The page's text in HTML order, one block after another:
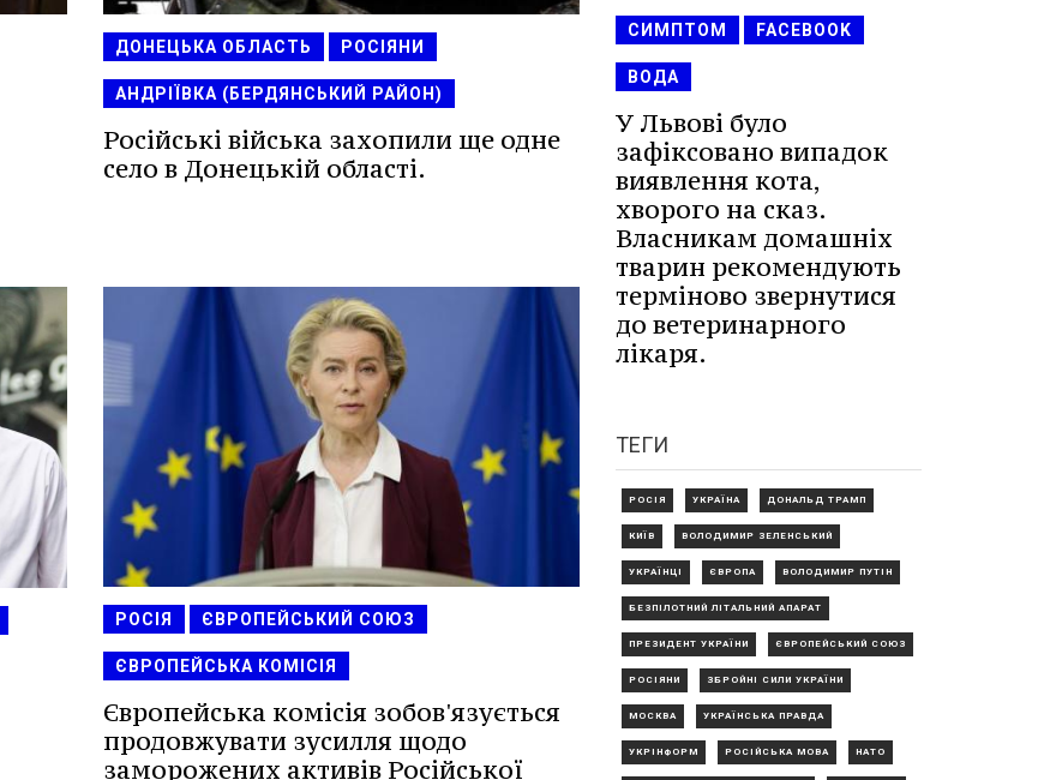
ДОНЕЦЬКА ОБЛАСТЬ РОСІЯНИ
АНДРІЇВКА (БЕРДЯНСЬКИЙ РАЙОН)
Російські війська захопили ще одне
село в Донецькій області.
РОСІЯ ЄВРОПЕЙСЬКИЙ СОЮЗ
ЄВРОПЕЙСЬКА КОМІСІЯ
Європейська комісія зобов'язується
продовжувати зусилля щодо
заморожених активів Російської
СИМПТОМ FACEBOOK
ВОДА
У Львові було
зафіксовано випадок
виявлення кота,
хворого на сказ.
Власникам домашніх
тварин рекомендують
терміново звернутися
до ветеринарного
лікаря.
ТЕГИ
РОСІЯ УКРАЇНА ДОНАЛЬД ТРАМП
КИЇВ ВОЛОДИМИР ЗЕЛЕНСЬКИЙ
УКРАЇНЦІ ЄВРОПА ВОЛОДИМИР ПУТІН
БЕЗПІЛОТНИЙ ЛІТАЛЬНИЙ АПАРАТ
ПРЕЗИДЕНТ УКРАЇНИ ЄВРОПЕЙСЬКИЙ СОЮЗ
РОСІЯНИ ЗБРОЙНІ СИЛИ УКРАЇНИ
МОСКВА УКРАЇНСЬКА ПРАВДА
УКРІНФОРМ РОСІЙСЬКА МОВА НАТО